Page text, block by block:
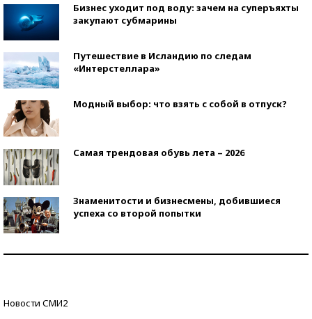
Бизнес уходит под воду: зачем на суперъяхты
закупают субмарины
Путешествие в Исландию по следам
«Интерстеллара»
Модный выбор: что взять с собой в отпуск?
Самая трендовая обувь лета – 2026
Знаменитости и бизнесмены, добившиеся
успеха со второй попытки
Новости СМИ2